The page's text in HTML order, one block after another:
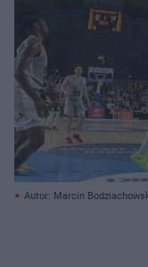
Autor: Marcin